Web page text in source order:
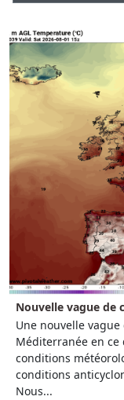
Nouvelle vague de
Une nouvelle
Méditerranée en
conditions
conditions
Nous...